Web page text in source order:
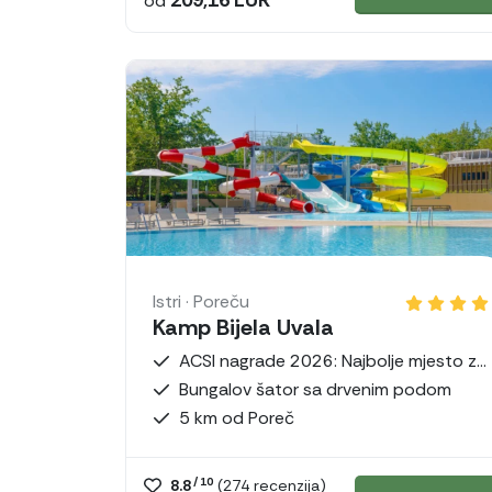
Istri · Poreču
Kamp Bijela Uvala
ACSI nagrade 2026: Najbolje mjesto za kampiranje
Bungalov šator sa drvenim podom
5 km od Poreč
8.8 / 10 (274 recenzija)